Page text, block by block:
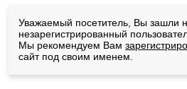
Уважаемый посетитель, Вы зашли
незарегистрированный
Мы рекомендуем Вам
сайт под своим именем.